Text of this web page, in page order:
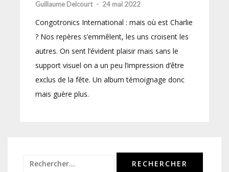
Guillaume Delcourt - 24 mai 2022
Congotronics International : mais où est Charlie
? Nos repères s’emmêlent, les uns croisent les
autres. On sent l’évident plaisir mais sans le
support visuel on a un peu l’impression d’être
exclus de la fête. Un album témoignage donc
mais guère plus.
Rechercher :